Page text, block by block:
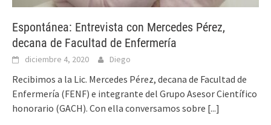
Espontánea: Entrevista con Mercedes Pérez,
decana de Facultad de Enfermería
diciembre 4, 2020 Diego
Recibimos a la Lic. Mercedes Pérez, decana de Facultad de
Enfermería (FENF) e integrante del Grupo Asesor Científico
honorario (GACH). Con ella conversamos sobre [...]